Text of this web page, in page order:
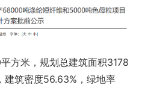
方米，规划总建筑面积3178
建筑密度56.63%，绿地率